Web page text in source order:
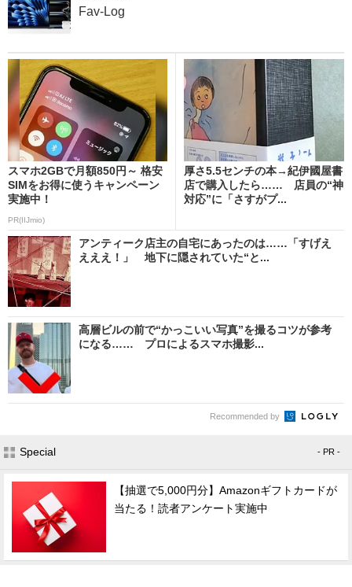
Fav-Log
スマホ2GBで月額850円～ 格安
SIMをお得に使うキャンペーン
実施中！
PR(IIJmio)
厚さ5.5センチの本→紀伊國屋書
店で購入したら…… 店員の“神
対応”に「さすがプ...
アンティーク店主の自宅にあったのは……「すげえ
えええ！」 地下に隠されていた“と...
高層ビルの前で“かっこいい写真”を撮るコツが参考
になる…… プロによるスマホ撮影...
Recommended by
Special - PR -
【抽選で5,000円分】Amazonギフトカードが
当たる！読者アンケート実施中